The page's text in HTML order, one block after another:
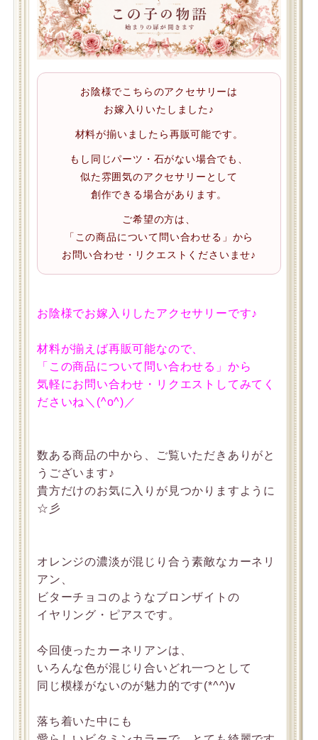
お陰様でこちらのアクセサリーは
お嫁入りいたしました♪
材料が揃いましたら再販可能です。
もし同じパーツ・石がない場合でも、
似た雰囲気のアクセサリーとして
創作できる場合があります。
ご希望の方は、
「この商品について問い合わせる」から
お問い合わせ・リクエストくださいませ♪
お陰様でお嫁入りしたアクセサリーです♪
材料が揃えば再販可能なので、
「この商品について問い合わせる」から
気軽にお問い合わせ・リクエストしてみてく
ださいね＼(^o^)／
数ある商品の中から、ご覧いただきありがと
うございます♪
貴方だけのお気に入りが見つかりますように
☆彡
オレンジの濃淡が混じり合う素敵なカーネリ
アン、
ビターチョコのようなブロンザイトの
イヤリング・ピアスです。
今回使ったカーネリアンは、
いろんな色が混じり合いどれ一つとして
同じ模様がないのが魅力的です(*^^)v
落ち着いた中にも